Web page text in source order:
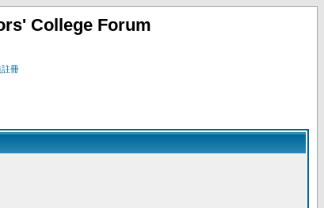
College Forum
註冊